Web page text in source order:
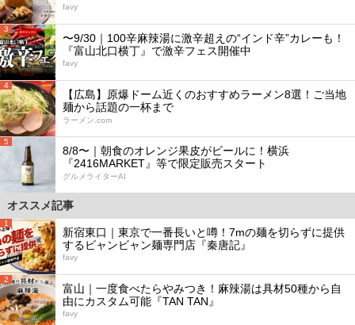
favy
3
〜9/30｜100辛麻辣湯に激辛超えの“インド辛”カレーも！
『富山北口横丁』で激辛フェス開催中
favy
4
【広島】原爆ドーム近くのおすすめラーメン8選！ご当地
麺から話題の一杯まで
ラーメン.com
5
8/8〜｜朝食のオレンジ果皮がビールに！横浜
『2416MARKET』等で限定販売スタート
グルメライターAI
オススメ記事
1
新宿東口｜東京で一番長いと噂！7mの麺を切らずに提供
するビャンビャン麺専門店『秦唐記』
favy
2
富山｜一度食べたらやみつき！麻辣湯は具材50種から自
由にカスタム可能『TAN TAN』
favy